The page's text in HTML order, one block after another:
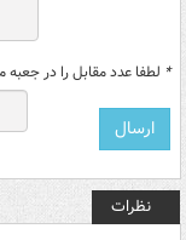
* لطفا عدد مقابل را در جعبه
نظرات